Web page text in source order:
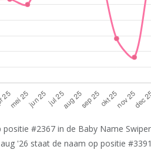
#2367 in de Baby Name
'26 staat de naam op positie